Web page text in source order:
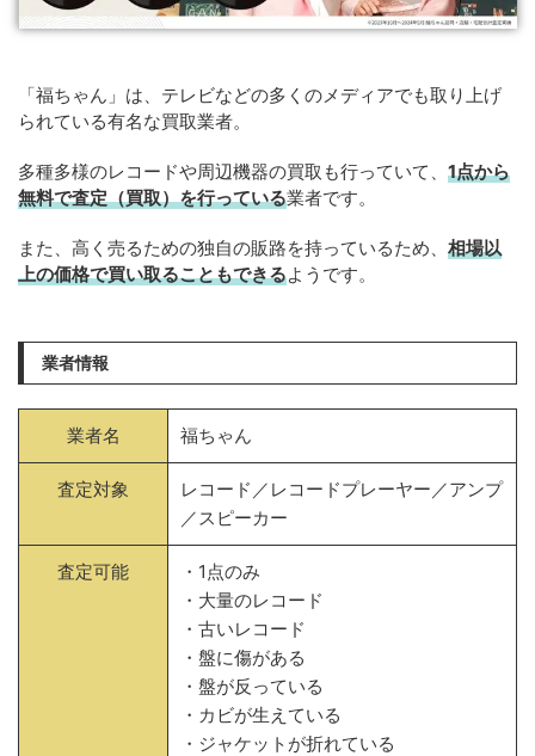
「福ちゃん」は、テレビなどの多くのメディアでも取り上げ
られている有名な買取業者。
多種多様のレコードや周辺機器の買取も行っていて、 1点から
無料で査定（買取）を行っている業者です。
また、高く売るための独自の販路を持っているため、 相場以
上の価格で買い取ることもできるようです。
業者情報
業者名 福ちゃん
査定対象
レコード／レコードプレーヤー／アンプ
／スピーカー
査定可能
・1点のみ
・大量のレコード
・古いレコード
・盤に傷がある
・盤が反っている
・カビが生えている
・ジャケットが折れている